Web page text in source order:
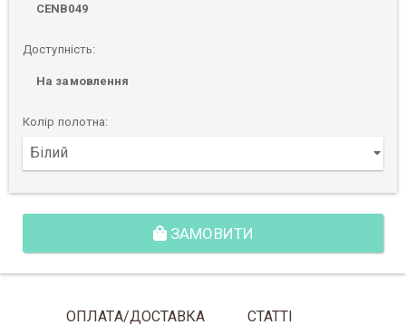
CENB049
Доступність:
На замовлення
Колір полотна:
ЗАМОВИТИ
ОПЛАТА/ДОСТАВКА СТАТТІ